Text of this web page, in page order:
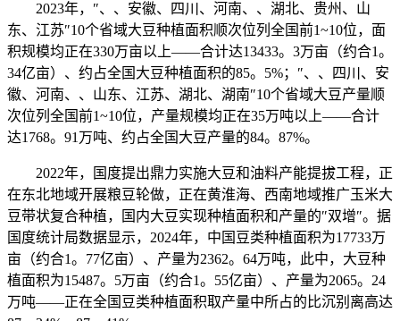
2023年，″、、安徽、四川、河南、、湖北、贵州、山
东、江苏″10个省域大豆种植面积顺次位列全国前1~10位，面
积规模均正在330万亩以上——合计达13433。3万亩（约合1。
34亿亩）、约占全国大豆种植面积的85。5%；″、、四川、安
徽、河南、、山东、江苏、湖北、湖南″10个省域大豆产量顺
次位列全国前1~10位，产量规模均正在35万吨以上——合计
达1768。91万吨、约占全国大豆产量的84。87%。
2022年，国度提出鼎力实施大豆和油料产能提拔工程，正
在东北地域开展粮豆轮做，正在黄淮海、西南地域推广玉米大
豆带状复合种植，国内大豆实现种植面积和产量的″双增″。据
国度统计局数据显示，2024年，中国豆类种植面积为17733万
亩（约合1。77亿亩）、产量为2362。64万吨，此中，大豆种
植面积为15487。5万亩（约合1。55亿亩）、产量为2065。24
万吨——正在全国豆类种植面积取产量中所占的比沉别离高达